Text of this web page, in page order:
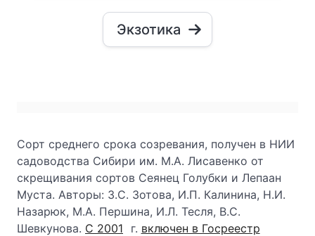
Экзотика
Сорт среднего срока созревания, получен в НИИ
садоводства Сибири им. М.А. Лисавенко от
скрещивания сортов Сеянец Голубки и Лепаан
Муста. Авторы: З.С. Зотова, И.П. Калинина, Н.И.
Назарюк, М.А. Першина, И.Л. Тесля, В.С.
Шевкунова. С 2001 г. включен в Госреестр